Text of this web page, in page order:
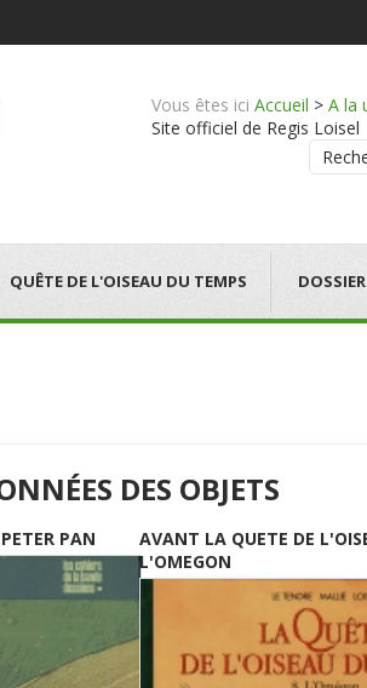
Vous êtes ici Accueil > A la
Site officiel de Regis Loisel
QUÊTE DE L'OISEAU DU TEMPS
DES OBJETS
PAN
AVANT LA QUETE DE
L'OMEGON